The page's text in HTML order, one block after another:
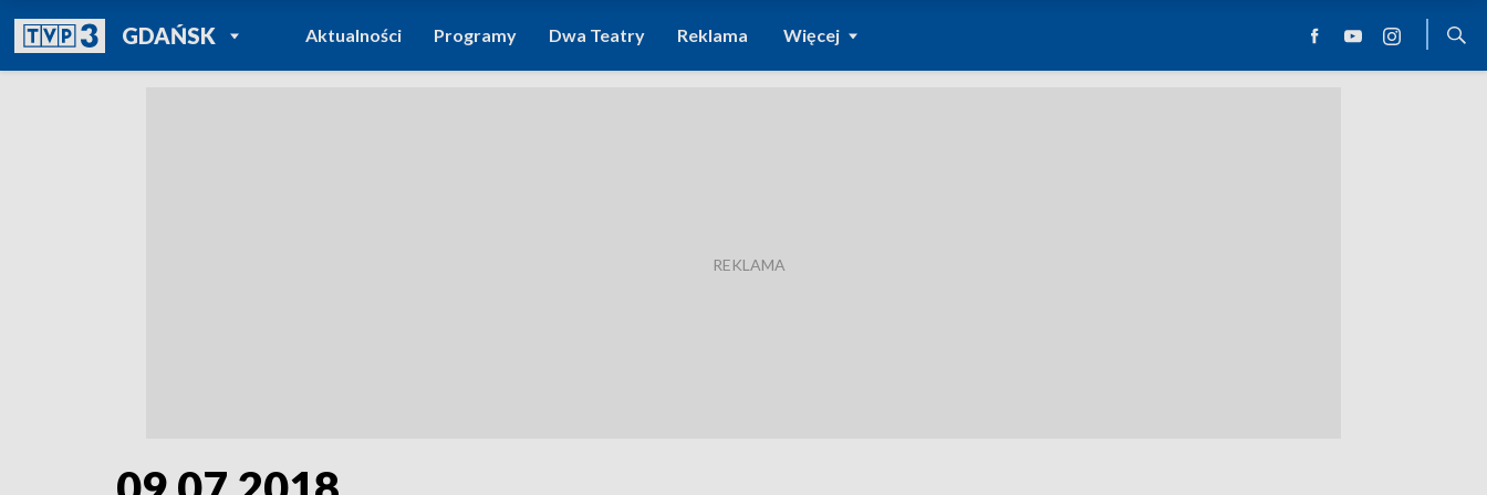
GDAŃSKPOWRÓT DO
TVP REGIONY
Aktualności Programy Dwa Teatry Reklama Więcej